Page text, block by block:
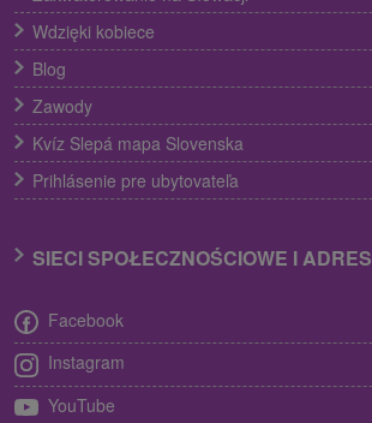
Wdzięki kobiece
Blog
Zawody
Kvíz Slepá mapa Slovenska
Prihlásenie pre ubytovateľa
SIECI SPOŁECZNOŚCIOWE I ADRES
Facebook
Instagram
YouTube